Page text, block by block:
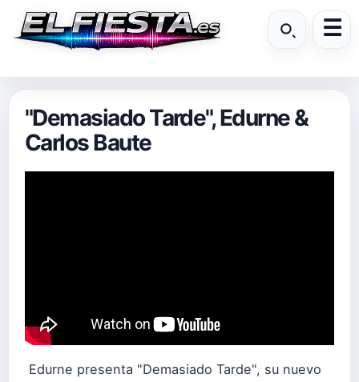
"Demasiado Tarde", Edurne &
Carlos Baute
Edurne presenta "Demasiado Tarde", su nuevo